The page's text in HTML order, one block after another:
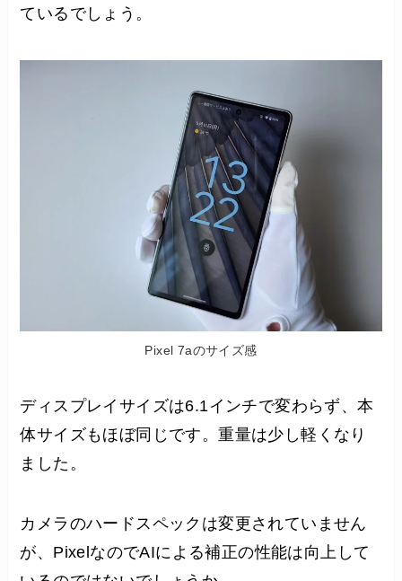
ているでしょう。
Pixel 7aのサイズ感
ディスプレイサイズは6.1インチで変わらず、本
体サイズもほぼ同じです。重量は少し軽くなり
ました。
カメラのハードスペックは変更されていません
が、PixelなのでAIによる補正の性能は向上して